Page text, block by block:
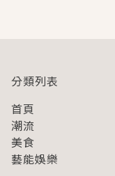
分類列表
首頁
潮流
美食
藝能娛樂